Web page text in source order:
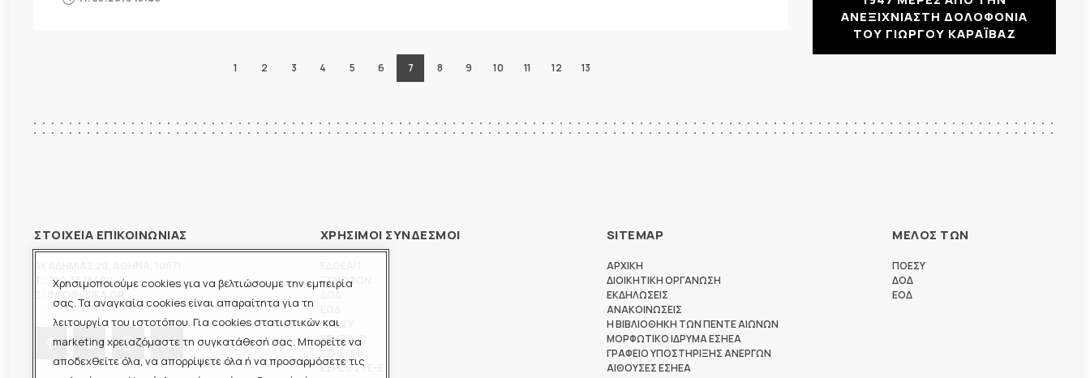
Χρησιμοποιούμε cookies για να βελτιώσουμε την εμπειρία
σας. Τα αναγκαία cookies είναι απαραίτητα για τη
λειτουργία του ιστοτόπου. Για cookies στατιστικών και
marketing χρειαζόμαστε τη συγκατάθεσή σας. Μπορείτε να
αποδεχθείτε όλα, να απορρίψετε όλα ή να προσαρμόσετε τις
1 2 3 4 5 6 7 8 9 10 11 12 13
ΑΝΕΞΙΧΝΙΑΣΤΗ ΔΟΛΟΦΟΝΙΑ
ΤΟΥ ΓΙΩΡΓΟΥ ΚΑΡΑΪΒΑΖ
ΣΤΟΙΧΕΙΑ ΕΠΙΚΟΙΝΩΝΙΑΣ
210-3675400
ΧΡΗΣΙΜΟΙ ΣΥΝΔΕΣΜΟΙ
ΞΕΝΟΦΩΝ
ΠΟΕΣΥ
ΕΣΗΕΜ-Θ
ΕΣΗΕΘΣΤΕ-Ε
SITEMAP
ΑΡΧΙΚΗ
ΔΙΟΙΚΗΤΙΚΗ ΟΡΓΑΝΩΣΗ
ΕΚΔΗΛΩΣΕΙΣ
ΑΝΑΚΟΙΝΩΣΕΙΣ
Η ΒΙΒΛΙΟΘΗΚΗ ΤΩΝ ΠΕΝΤΕ ΑΙΩΝΩΝ
ΜΟΡΦΩΤΙΚΟ ΙΔΡΥΜΑ ΕΣΗΕΑ
ΓΡΑΦΕΙΟ ΥΠΟΣΤΗΡΙΞΗΣ ΑΝΕΡΓΩΝ
ΑΙΘΟΥΣΕΣ ΕΣΗΕΑ
ΜΕΛΟΣ ΤΩΝ
ΠΟΕΣΥ
ΔΟΔ
ΕΟΔ